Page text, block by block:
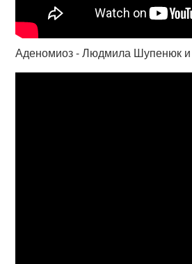
Аденомиоз - Людмила Шупенюк